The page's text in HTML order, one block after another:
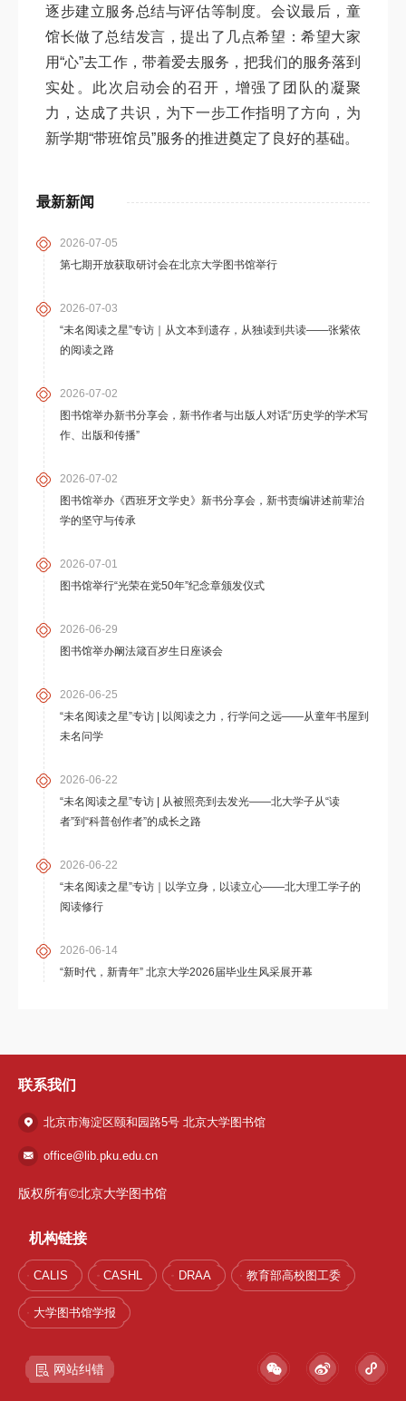
最新新闻
2026-07-05
第七期开放获取研讨会在北京大学图书馆举行
2026-07-03
“未名阅读之星”专访｜从文本到遗存，从独读到共读——张紫依
的阅读之路
2026-07-02
图书馆举办新书分享会，新书作者与出版人对话“历史学的学术写
作、出版和传播”
2026-07-02
图书馆举办《西班牙文学史》新书分享会，新书责编讲述前辈治
学的坚守与传承
2026-07-01
图书馆举行“光荣在党50年”纪念章颁发仪式
2026-06-29
图书馆举办阚法箴百岁生日座谈会
2026-06-25
“未名阅读之星”专访 | 以阅读之力，行学问之远——从童年书屋到
未名问学
2026-06-22
“未名阅读之星”专访 | 从被照亮到去发光——北大学子从“读
者”到“科普创作者”的成长之路
2026-06-22
“未名阅读之星”专访｜以学立身，以读立心——北大理工学子的
阅读修行
2026-06-14
“新时代，新青年” 北京大学2026届毕业生风采展开幕
逐步建立服务总结与评估等制度。会议最后，童
馆长做了总结发言，提出了几点希望：希望大家
用“心”去工作，带着爱去服务，把我们的服务落到
实处。此次启动会的召开，增强了团队的凝聚
力，达成了共识，为下一步工作指明了方向，为
新学期“带班馆员”服务的推进奠定了良好的基础。
联系我们
北京市海淀区颐和园路5号 北京大学图书馆
office@lib.pku.edu.cn
版权所有©北京大学图书馆
机构链接
CALIS CASHL DRAA 教育部高校图工委
大学图书馆学报
网站纠错